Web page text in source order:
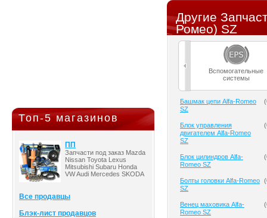
Топ-5 магазинов
ПП
Запчасти под заказ Mazda
Nissan Toyota Lexus
Mitsubishi Subaru Honda
VW Audi Mercedes SKODA
Все продавцы
Блэк-лист продавцов
Другие
Ромео) SZ
Вспомогательные
системы
Башмак цепи Alfa-Romeo
SZ
(
Блок управления
двигателем Alfa-Romeo
SZ
(
Блок цилиндров Alfa-
Romeo SZ
(
Болты головки Alfa-Romeo
SZ
(
Венец маховика Alfa-
Romeo SZ
(